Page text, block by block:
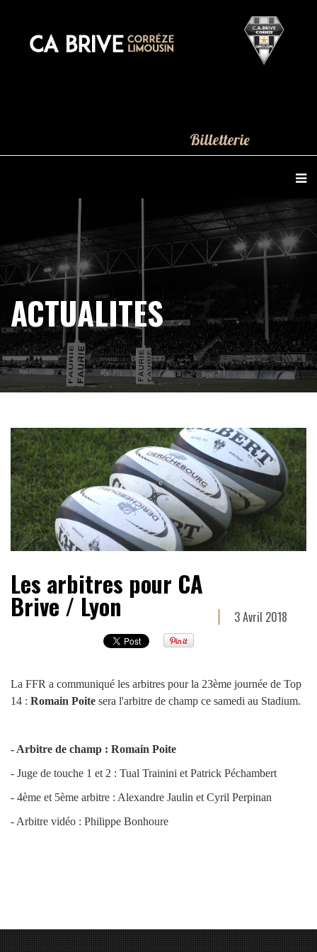
Billetterie
ACTUALITES
Les arbitres pour CA
Brive / Lyon 3 Avril 2018
La FFR a communiqué les arbitres pour la 23ème journée de Top
14 : Romain Poite sera l'arbitre de champ ce samedi au Stadium.
- Arbitre de champ : Romain Poite
- Juge de touche 1 et 2 : Tual Trainini et Patrick Péchambert
- 4ème et 5ème arbitre : Alexandre Jaulin et Cyril Perpinan
- Arbitre vidéo : Philippe Bonhoure